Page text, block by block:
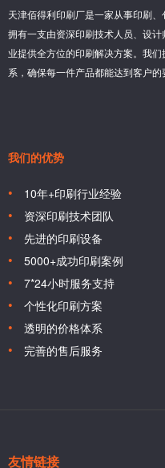
天津佰得利印刷厂是一家从事印刷
拥有一支由资深印刷技术人员、设
业提供全方位的印刷解决方案。我
系，确保每一件产品都能达到客户的
我们的优势
10年+印刷行业经验
资深印刷技术团队
先进的印刷设备
5000+成功印刷案例
7*24小时服务支持
个性化印刷方案
透明的价格体系
完善的售后服务
友情链接